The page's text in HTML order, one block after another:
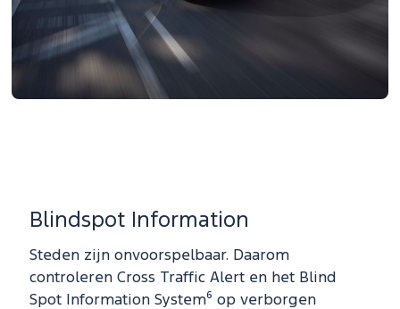
Blindspot Information
Steden zijn onvoorspelbaar. Daarom
controleren Cross Traffic Alert en het Blind
Spot Information System⁶ op verborgen